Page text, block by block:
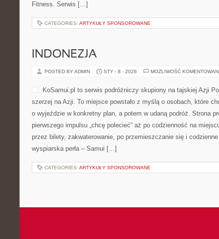
Fitness. Serwis […]
CATEGORIES: ARTYKUŁY SPONSOROWANE
INDONEZJA
POSTED BY ADMIN STY - 8 - 2026 MOŻLIWOŚĆ
KoSamui.pl to serwis podróżniczy skupiony na tajskiej Azji
szerzej na Azji. To miejsce powstało z myślą o osobach, które
o wyjeździe w konkretny plan, a potem w udaną podróż. Strona
pierwszego impulsu „chcę polecieć” aż po codzienność na
przez bilety, zakwaterowanie, po przemieszczanie się i
wyspiarska perła – Samui […]
CATEGORIES: ARTYKUŁY SPONSOROWANE